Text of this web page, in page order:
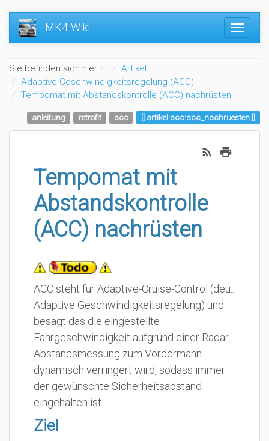
MK4-Wiki
Sie befinden sich hier Home
Artikel
Adaptive Geschwindigkeitsregelung (ACC)
Tempomat mit Abstandskontrolle (ACC) nachrüsten
anleitung retrofit acc artikel:acc:acc_nachruesten
Tempomat mit
Abstandskontrolle
(ACC) nachrüsten
ACC steht für Adaptive-Cruise-Control (deu.:
Adaptive Geschwindigkeitsregelung) und
besagt das die eingestellte
Fahrgeschwindigkeit aufgrund einer Radar-
Abstandsmessung zum Vordermann
dynamisch verringert wird, sodass immer
der gewünschte Sicherheitsabstand
eingehalten ist.
Ziel